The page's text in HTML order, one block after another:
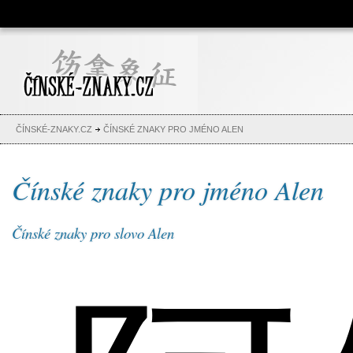
Čínské znaky, česko-čínský
slovník, abeceda, jména,
tetování
ČÍNSKÉ-ZNAKY.CZ ČÍNSKÉ ZNAKY PRO JMÉNO ALEN
Čínské znaky pro jméno Alen
Čínské znaky pro slovo Alen